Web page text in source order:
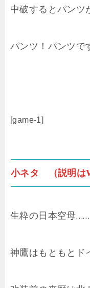
中破するとパンツ
パンツ！パンツで
[game-1]
小ネタ （説明は
生粋の日本空母……
神鷹はもともとド